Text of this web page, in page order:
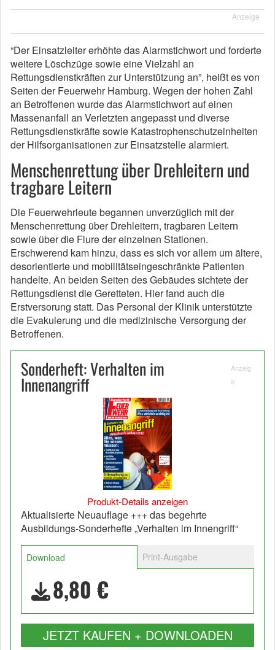
Anzeige
“Der Einsatzleiter erhöhte das Alarmstichwort und forderte
weitere Löschzüge sowie eine Vielzahl an
Rettungsdienstkräften zur Unterstützung an”, heißt es von
Seiten der Feuerwehr Hamburg. Wegen der hohen Zahl
an Betroffenen wurde das Alarmstichwort auf einen
Massenanfall an Verletzten angepasst und diverse
Rettungsdienstkräfte sowie Katastrophenschutzeinheiten
der Hilfsorganisationen zur Einsatzstelle alarmiert.
Menschenrettung über Drehleitern und
tragbare Leitern
Die Feuerwehrleute begannen unverzüglich mit der
Menschenrettung über Drehleitern, tragbaren Leitern
sowie über die Flure der einzelnen Stationen.
Erschwerend kam hinzu, dass es sich vor allem um ältere,
desorientierte und mobilitätseingeschränkte Patienten
handelte. An beiden Seiten des Gebäudes sichtete der
Rettungsdienst die Geretteten. Hier fand auch die
Erstversorung statt. Das Personal der Klinik unterstützte
die Evakuierung und die medizinische Versorgung der
Betroffenen.
Sonderheft: Verhalten im
Innenangriff
Anzeig
e
Produkt-Details anzeigen
Aktualisierte Neuauflage +++ das begehrte
Ausbildungs-Sonderhefte „Verhalten im Innengriff“
Download Print-Ausgabe
8,80 €
JETZT KAUFEN + DOWNLOADEN